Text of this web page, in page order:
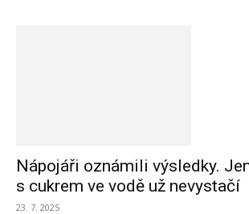
Nápojáři oznámili výsledky.
s cukrem ve vodě už nevystačí
23. 7. 2025